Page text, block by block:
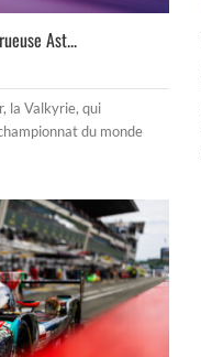
Ast...
la Valkyrie, qui
du monde